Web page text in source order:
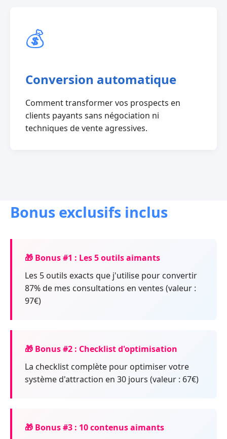
💰
Conversion automatique
Comment transformer vos prospects en
clients payants sans négociation ni
techniques de vente agressives.
Bonus exclusifs inclus
🎁 Bonus #1 : Les 5 outils aimants
Les 5 outils exacts que j'utilise pour convertir
87% de mes consultations en ventes (valeur :
97€)
🎁 Bonus #2 : Checklist d'optimisation
La checklist complète pour optimiser votre
système d'attraction en 30 jours (valeur : 67€)
🎁 Bonus #3 : 10 contenus aimants